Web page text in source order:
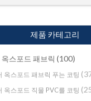
제품 카테고리
스포드 패브릭 (100)
옥스포드 패브릭 푸는 코팅
옥스포드 직물 PVC를 코팅